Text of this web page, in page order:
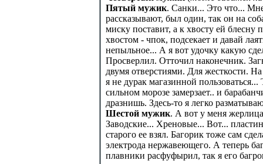
Пятый мужик. Санки... Это что...
рассказывают, был один, так он на
миску поставит, а к хвосту ей блесну
хвостом - чпок, подсекает и давай
непыльное... А я вот удочку какую
Просверлил. Отточил наконечник.
двумя отверстиями. Для жесткости.
я не дурак магазинной
сильном морозе замерзает.. и
дразнишь. Здесь-то я легко
Шестой мужик. А вот у меня
Заводские... Хреновые... Вот...
старого ее взял. Багорик тоже сам
электрода нержавеющего. А теперь
плавники расфуфырил, так я его